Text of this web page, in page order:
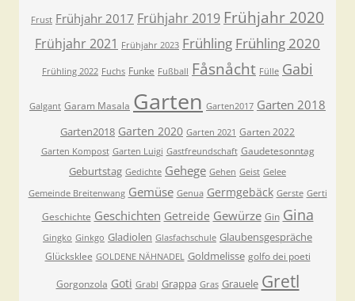
Frust Frühjahr 2017 Frühjahr 2019 Frühjahr 2020
Frühjahr 2021 Frühjahr 2023 Frühling Frühling 2020
Frühling 2022 Fuchs Funke Fußball Fåsnåcht Fülle Gabi
Galgant Garam Masala Garten Garten2017 Garten 2018
Garten2018 Garten 2020 Garten 2021 Garten 2022
Garten Kompost Garten Luigi Gastfreundschaft Gaudetesonntag
Geburtstag Gedichte Gehege Gehen Geist Gelee
Gemeinde Breitenwang Gemüse Genua Germgebäck Gerste Gerti
Geschichte Geschichten Getreide Gewürze Gin Gina
Gingko Ginkgo Gladiolen Glasfachschule Glaubensgespräche
Glücksklee GOLDENE NÄHNADEL Goldmelisse golfo dei poeti
Gorgonzola Goti Grabl Grappa Gras Grauele Gretl